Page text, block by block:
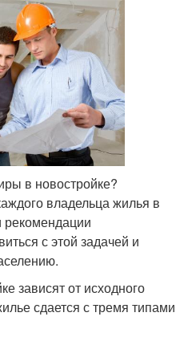
в новостройке?
владельца жилья в
с этой задачей и
зависят от исходного
сдается с тремя типами